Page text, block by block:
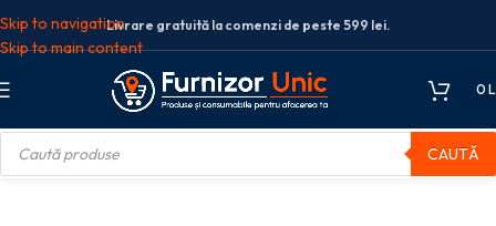
Skip to navigation
Skip to main content
Livrare gratuită la comenzi de peste 599 lei.
0
CAUTĂ
de prim ajutor